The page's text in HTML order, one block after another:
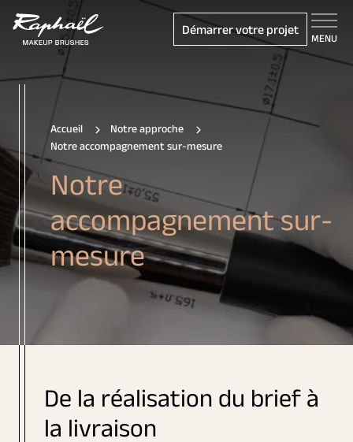
Démarrer votre projet
MENU
Accueil
Notre approche
Notre accompagnement sur-mesure
Notre
accompagnement sur-
mesure
De la réalisation du brief à
la livraison